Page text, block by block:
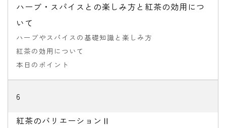
ハーブ・スパイスとの楽しみ方と紅茶の効用につ
いて
ハーブやスパイスの基礎知識と楽しみ方
紅茶の効用について
本日のポイント
6
紅茶のバリエーションⅡ